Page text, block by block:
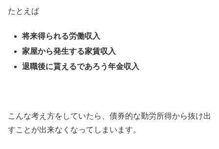
たとえば
将来得られる労働収入
家屋から発生する家賃収入
退職後に貰えるであろう年金収入
こんな考え方をしていたら、債券的な勤労所得から抜け出
すことが出来なくなってしまいます。